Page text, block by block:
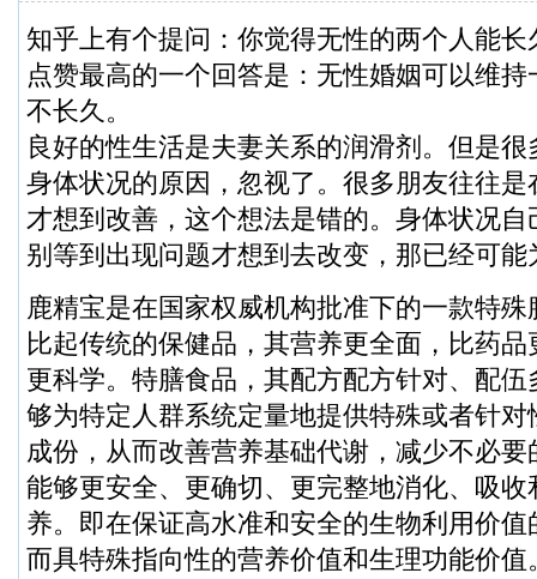
知乎上有个提问：你觉得无性的两个人能
点赞最高的一个回答是：无性婚姻可以维
不长久。
良好的性生活是夫妻关系的润滑剂。但是
身体状况的原因，忽视了。很多朋友往往
才想到改善，这个想法是错的。身体状况
别等到出现问题才想到去改变，那已经可能
鹿精宝是在国家权威机构批准下的一款特
比起传统的保健品，其营养更全面，比药
更科学。特膳食品，其配方配方针对、配
够为特定人群系统定量地提供特殊或者针
成份，从而改善营养基础代谢，减少不必
能够更安全、更确切、更完整地消化、吸
养。即在保证高水准和安全的生物利用价
而具特殊指向性的营养价值和生理功能价